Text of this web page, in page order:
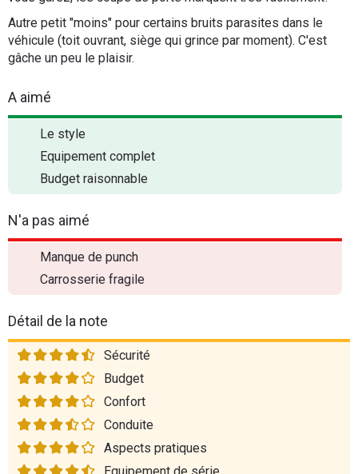
Autre petit "moins" pour certains bruits parasites dans le
véhicule (toit ouvrant, siège qui grince par moment). C'est
gâche un peu le plaisir.
A aimé
Le style
Equipement complet
Budget raisonnable
N'a pas aimé
Manque de punch
Carrosserie fragile
Détail de la note
Sécurité
Budget
Confort
Conduite
Aspects pratiques